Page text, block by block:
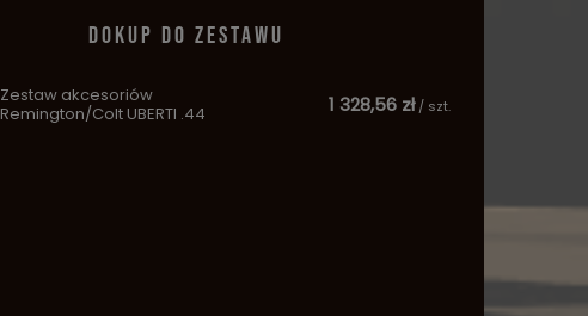
DOKUP DO ZESTAWU
Zestaw akcesoriów
Remington/Colt UBERTI .44
1 328,56 zł / szt.